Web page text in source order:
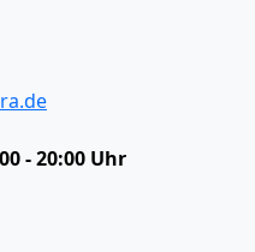
- 20:00 Uhr